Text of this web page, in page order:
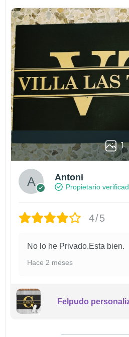
1
Antoni
Propietario
4/5
No lo he Privado.Esta bien.
Hace 2 meses
Felpudo